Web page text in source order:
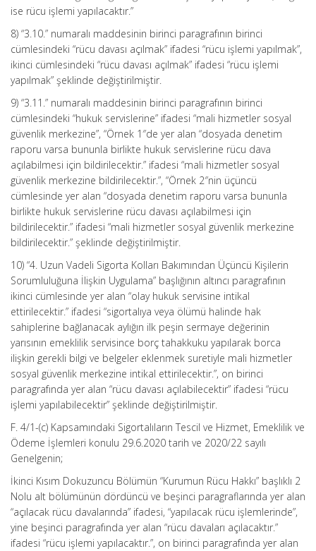
ise rücu işlemi yapılacaktır.”
8) “3.10.” numaralı maddesinin birinci paragrafının birinci
cümlesindeki “rücu davası açılmak” ifadesi “rücu işlemi yapılmak”,
ikinci cümlesindeki “rücu davası açılmak” ifadesi “rücu işlemi
yapılmak” şeklinde değiştirilmiştir.
9) “3.11.” numaralı maddesinin birinci paragrafının birinci
cümlesindeki “hukuk servislerine” ifadesi “mali hizmetler sosyal
güvenlik merkezine”, “Örnek 1″de yer alan “dosyada denetim
raporu varsa bununla birlikte hukuk servislerine rücu dava
açılabilmesi için bildirilecektir.” ifadesi “mali hizmetler sosyal
güvenlik merkezine bildirilecektir.”, “Örnek 2″nin üçüncü
cümlesinde yer alan “dosyada denetim raporu varsa bununla
birlikte hukuk servislerine rücu davası açılabilmesi için
bildirilecektir.” ifadesi “mali hizmetler sosyal güvenlik merkezine
bildirilecektir.” şeklinde değiştirilmiştir.
10) “4. Uzun Vadeli Sigorta Kolları Bakımından Üçüncü Kişilerin
Sorumluluğuna İlişkin Uygulama” başlığının altıncı paragrafının
ikinci cümlesinde yer alan “olay hukuk servisine intikal
ettirilecektir.” ifadesi “sigortalıya veya ölümü halinde hak
sahiplerine bağlanacak aylığın ilk peşin sermaye değerinin
yarısının emeklilik servisince borç tahakkuku yapılarak borca
ilişkin gerekli bilgi ve belgeler eklenmek suretiyle mali hizmetler
sosyal güvenlik merkezine intikal ettirilecektir.”, on birinci
paragrafında yer alan “rücu davası açılabilecektir” ifadesi “rücu
işlemi yapılabilecektir” şeklinde değiştirilmiştir.
F. 4/1-(c) Kapsamındaki Sigortalıların Tescil ve Hizmet, Emeklilik ve
Ödeme İşlemleri konulu 29.6.2020 tarih ve 2020/22 sayılı
Genelgenin;
İkinci Kısım Dokuzuncu Bölümün “Kurumun Rücu Hakkı” başlıklı 2
Nolu alt bölümünün dördüncü ve beşinci paragraflarında yer alan
“açılacak rücu davalarında” ifadesi, “yapılacak rücu işlemlerinde”,
yine beşinci paragrafında yer alan “rücu davaları açılacaktır.”
ifadesi “rücu işlemi yapılacaktır.”, on birinci paragrafında yer alan